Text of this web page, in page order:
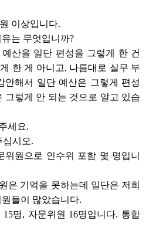
이상입니다.
는 무엇입니까?
예산을 일단 편성을 그렇게 한 건
한 게 아니고, 나름대로 실무 부
안해서 일단 예산은 그렇게 편성
그렇게 안 되는 것으로 알고 있습
세요.
십시오.
원으로 인수위 포함 몇 명입니
은 기억을 못하는데 일단은 저희
들이 많았습니다.
15명, 자문위원 16명입니다. 통합